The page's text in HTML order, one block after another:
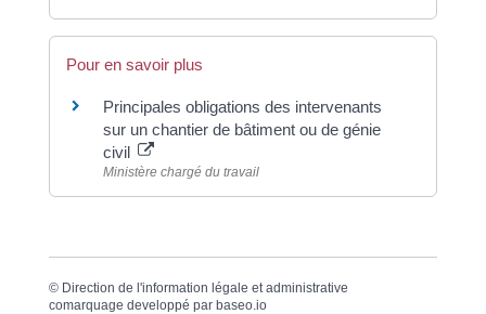
Pour en savoir plus
Principales obligations des intervenants
sur un chantier de bâtiment ou de génie
civil
Ministère chargé du travail
© Direction de l'information légale et administrative
comarquage developpé par baseo.io